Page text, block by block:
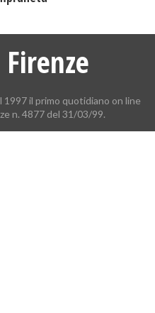
il primo quotidiano on line
n. 4877 del 31/03/99.